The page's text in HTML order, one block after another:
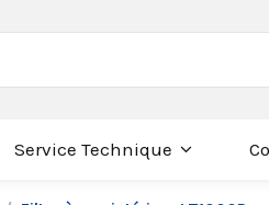
Service Technique